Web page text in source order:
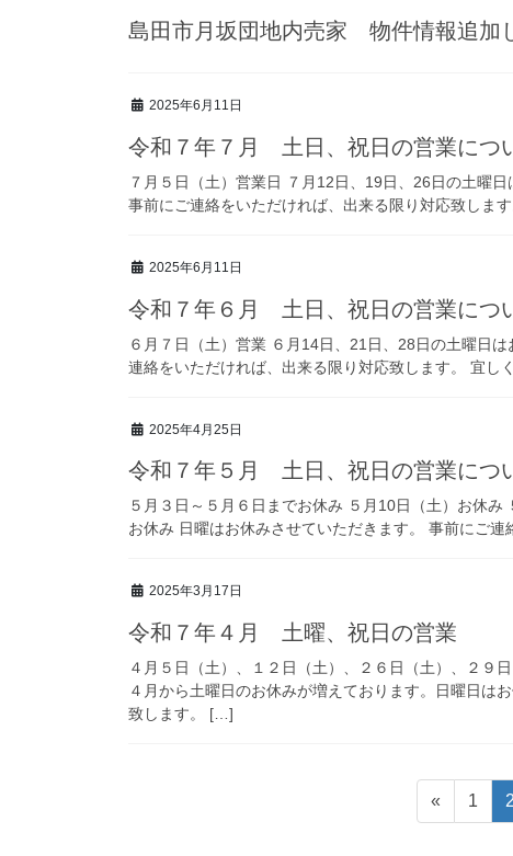
島田市月坂団地内売家 物件情報追加
2025年6月11日
令和７年７月 土日、祝日の営業につ
７月５日（土）営業日 ７月12日、19日、26日の土曜
事前にご連絡をいただければ、出来る限り対応致しま
2025年6月11日
令和７年６月 土日、祝日の営業につ
６月７日（土）営業 ６月14日、21日、28日の土曜日
連絡をいただければ、出来る限り対応致します。 宜し
2025年4月25日
令和７年５月 土日、祝日の営業につ
５月３日～５月６日までお休み ５月10日（土）お休み
お休み 日曜はお休みさせていただきます。 事前にご
2025年3月17日
令和７年４月 土曜、祝日の営業
４月５日（土）、１２日（土）、２６日（土）、２９
４月から土曜日のお休みが増えております。日曜日は
致します。 […]
«
固
定
1
固
2